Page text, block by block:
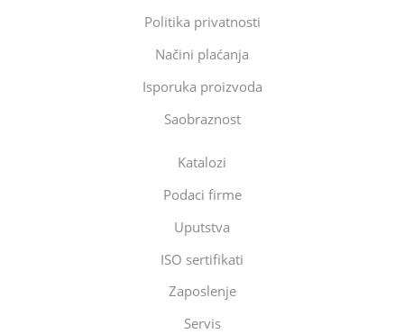
Politika privatnosti
Načini plaćanja
Isporuka proizvoda
Saobraznost
Katalozi
Podaci firme
Uputstva
ISO sertifikati
Zaposlenje
Servis